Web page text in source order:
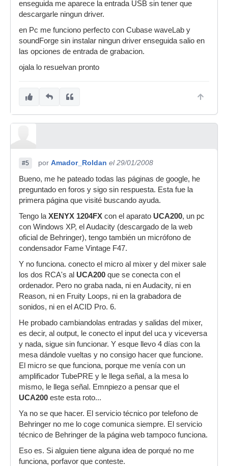
enseguida me aparece la entrada USB sin tener que
descargarle ningun driver.
en Pc me funciono perfecto con Cubase waveLab y
soundForge sin instalar ningun driver enseguida salio en
las opciones de entrada de grabacion.
ojala lo resuelvan pronto
#5 por Amador_Roldan el 29/01/2008
Bueno, me he pateado todas las páginas de google, he
preguntado en foros y sigo sin respuesta. Esta fue la
primera página que visité buscando ayuda.
Tengo la XENYX 1204FX con el aparato UCA200, un pc
con Windows XP, el Audacity (descargado de la web
oficial de Behringer), tengo también un micrófono de
condensador Fame Vintage F47.
Y no funciona. conecto el micro al mixer y del mixer sale
los dos RCA's al UCA200 que se conecta con el
ordenador. Pero no graba nada, ni en Audacity, ni en
Reason, ni en Fruity Loops, ni en la grabadora de
sonidos, ni en el ACID Pro. 6.
He probado cambiandolas entradas y salidas del mixer,
es decir, al output, le conecto el input del uca y viceversa
y nada, sigue sin funcionar. Y esque llevo 4 días con la
mesa dándole vueltas y no consigo hacer que funcione.
El micro se que funciona, porque me venía con un
amplificador TubePRE y le llega señal, a la mesa lo
mismo, le llega señal. Emnpiezo a pensar que el
UCA200 este esta roto...
Ya no se que hacer. El servicio técnico por telefono de
Behringer no me lo coge comunica siempre. El servicio
técnico de Behringer de la página web tampoco funciona.
Eso es. Si alguien tiene alguna idea de porqué no me
funciona, porfavor que conteste.